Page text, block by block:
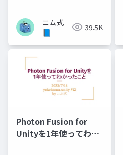
ニム式
📘
39.5K
Photon Fusion for
Unityを1年使ってわか